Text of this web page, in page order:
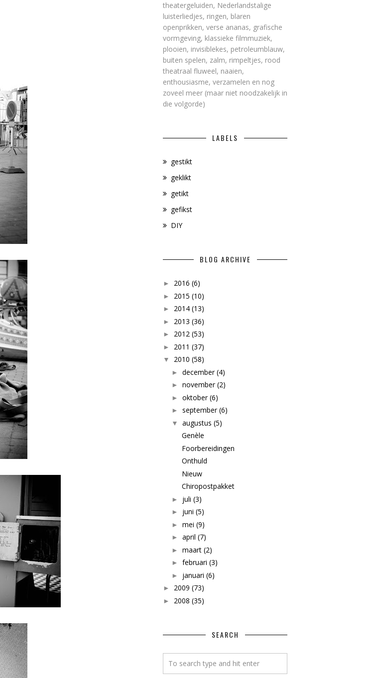
theatergeluiden, Nederlandstalige
luisterliedjes, ringen, blaren
openprikken, verse ananas, grafische
vormgeving, klassieke filmmuziek,
plooien, invisiblekes, petroleumblauw,
buiten spelen, zalm, rimpeltjes, rood
theatraal fluweel, naaien,
enthousiasme, verzamelen en nog
zoveel meer (maar niet noodzakelijk in
die volgorde)
LABELS
gestikt
geklikt
getikt
gefikst
DIY
BLOG ARCHIVE
► 2016 (6)
► 2015 (10)
► 2014 (13)
► 2013 (36)
► 2012 (53)
► 2011 (37)
▼ 2010 (58)
► december (4)
► november (2)
► oktober (6)
► september (6)
▼ augustus (5)
Genèle
Foorbereidingen
Onthuld
Nieuw
Chiropostpakket
► juli (3)
► juni (5)
► mei (9)
► april (7)
► maart (2)
► februari (3)
► januari (6)
► 2009 (73)
► 2008 (35)
SEARCH